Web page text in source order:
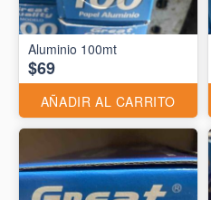
$69
AÑADIR AL CARRITO